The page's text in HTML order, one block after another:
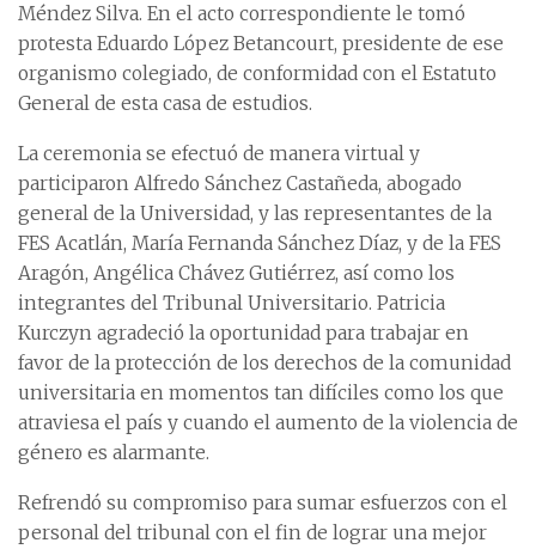
Méndez Silva. En el acto correspondiente le tomó
protesta Eduardo López Betancourt, presidente de ese
organismo colegiado, de conformidad con el Estatuto
General de esta casa de estudios.
La ceremonia se efectuó de manera virtual y
participaron Alfredo Sánchez Castañeda, abogado
general de la Universidad, y las representantes de la
FES Acatlán, María Fernanda Sánchez Díaz, y de la FES
Aragón, Angélica Chávez Gutiérrez, así como los
integrantes del Tribunal Universitario. Patricia
Kurczyn agradeció la oportunidad para trabajar en
favor de la protección de los derechos de la comunidad
universitaria en momentos tan difíciles como los que
atraviesa el país y cuando el aumento de la violencia de
género es alarmante.
Refrendó su compromiso para sumar esfuerzos con el
personal del tribunal con el fin de lograr una mejor